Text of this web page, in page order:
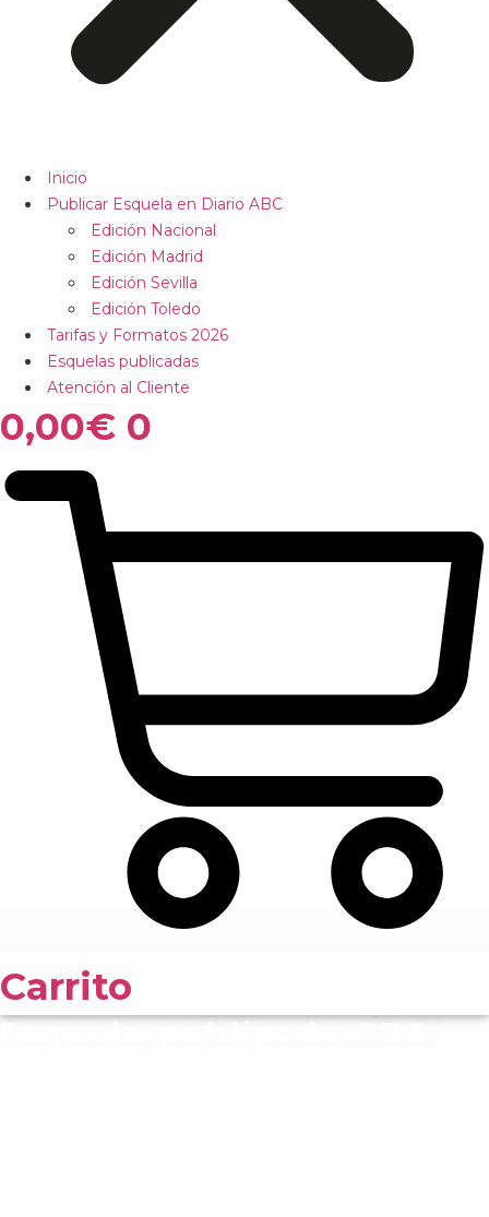
Inicio
Publicar Esquela en Diario ABC
Edición Nacional
Edición Madrid
Edición Sevilla
Edición Toledo
Tarifas y Formatos 2026
Esquelas publicadas
Atención al Cliente
0,00€ 0
Carrito